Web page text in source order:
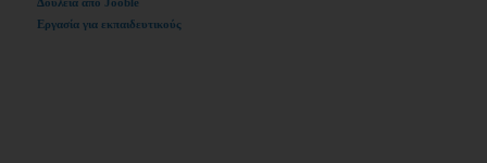
Εργασία για εκπαιδευτικούς